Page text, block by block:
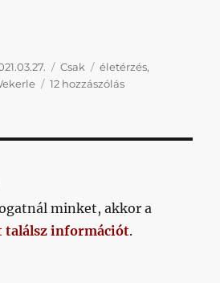
Kategória
Csak Címke
életérzés,
12 hozzászólásOntivero
minket, akkor a
találsz információt.